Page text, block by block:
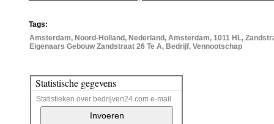
Tags:
Amsterdam, Noord-Holland, Nederland, Amsterdam, 1011 HL,
Eigenaars Gebouw Zandstraat 26 Te A, Bedrijf, Vennootschap
Statistische gegevens
Statistieken over bedrijven24.com e-mail